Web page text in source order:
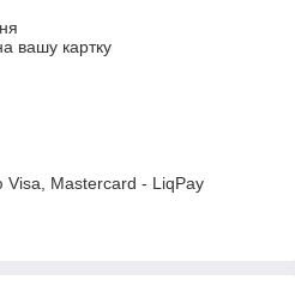
вашу картку
Visa, Mastercard - LiqPay